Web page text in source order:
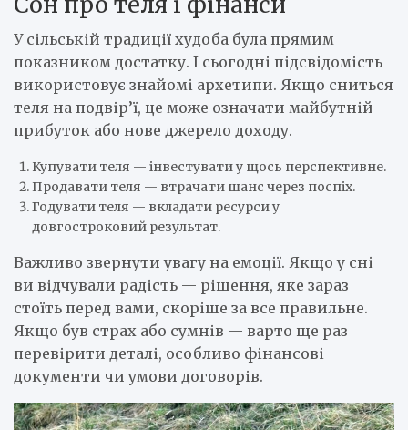
У сільській традиції худоба була прямим
показником достатку. І сьогодні підсвідомість
використовує знайомі архетипи. Якщо сниться
теля на подвір’ї, це може означати майбутній
прибуток або нове джерело доходу.
Купувати теля — інвестувати у щось перспективне.
Продавати теля — втрачати шанс через поспіх.
Годувати теля — вкладати ресурси у
довгостроковий результат.
Важливо звернути увагу на емоції. Якщо у сні
ви відчували радість — рішення, яке зараз
стоїть перед вами, скоріше за все правильне.
Якщо був страх або сумнів — варто ще раз
перевірити деталі, особливо фінансові
документи чи умови договорів.